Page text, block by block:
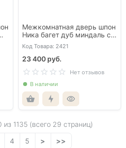
Межкомнатная дверь шпон
Ника багет дуб миндаль со
стеклом
Код Товара: 2421
23 400 руб.
Нет отзывов
В наличии
из 1135 (всего 29 страниц)
4 5 > >>